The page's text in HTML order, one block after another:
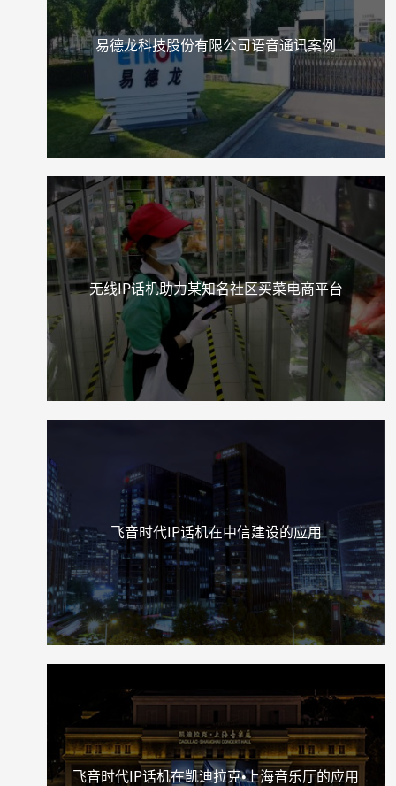
易德龙科技股份有限公司语音通讯案例
无线IP话机助力某知名社区买菜电商平台
飞音时代IP话机在中信建设的应用
飞音时代IP话机在凯迪拉克•上海音乐厅的应用